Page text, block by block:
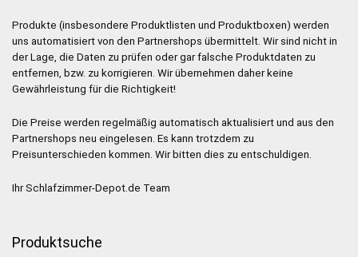
Produkte (insbesondere Produktlisten und Produktboxen) werden
uns automatisiert von den Partnershops übermittelt. Wir sind nicht in
der Lage, die Daten zu prüfen oder gar falsche Produktdaten zu
entfernen, bzw. zu korrigieren. Wir übernehmen daher keine
Gewährleistung für die Richtigkeit!
Die Preise werden regelmäßig automatisch aktualisiert und aus den
Partnershops neu eingelesen. Es kann trotzdem zu
Preisunterschieden kommen. Wir bitten dies zu entschuldigen.
Ihr Schlafzimmer-Depot.de Team
Produktsuche